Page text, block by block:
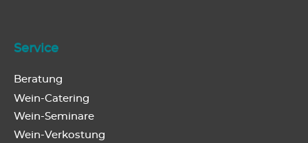
Service
Beratung
Wein-Catering
Wein-Seminare
Wein-Verkostung